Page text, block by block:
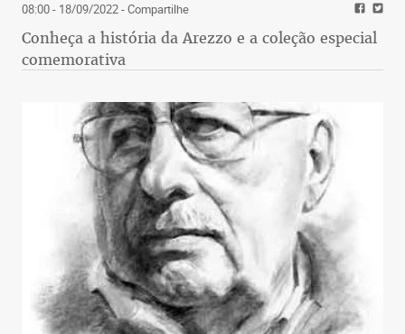
08:00 - 18/09/2022- Compartilhe
Conheça a história da Arezzo e a coleção especial
comemorativa